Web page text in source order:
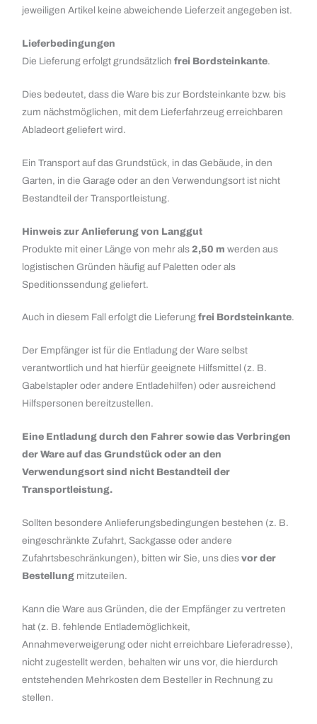
jeweiligen Artikel keine abweichende Lieferzeit angegeben ist.
Lieferbedingungen
Die Lieferung erfolgt grundsätzlichfrei Bordsteinkante.
Dies bedeutet, dass die Ware bis zur Bordsteinkante bzw. bis
zum nächstmöglichen, mit dem Lieferfahrzeug erreichbaren
Abladeort geliefert wird.
Ein Transport auf das Grundstück, in das Gebäude, in den
Garten, in die Garage oder an den Verwendungsort ist nicht
Bestandteil der Transportleistung.
Hinweis zur Anlieferung von Langgut
Produkte mit einer Länge von mehr als2,50 m werden aus
logistischen Gründen häufig auf Paletten oder als
Speditionssendung geliefert.
Auch in diesem Fall erfolgt die Lieferungfrei Bordsteinkante.
Der Empfänger ist für die Entladung der Ware selbst
verantwortlich und hat hierfür geeignete Hilfsmittel (z. B.
Gabelstapler oder andere Entladehilfen) oder ausreichend
Hilfspersonen bereitzustellen.
Eine Entladung durch den Fahrer sowie das Verbringen
der Ware auf das Grundstück oder an den
Verwendungsort sind nicht Bestandteil der
Transportleistung.
Sollten besondere Anlieferungsbedingungen bestehen (z. B.
eingeschränkte Zufahrt, Sackgasse oder andere
Zufahrtsbeschränkungen), bitten wir Sie, uns diesvor der
Bestellung mitzuteilen.
Kann die Ware aus Gründen, die der Empfänger zu vertreten
hat (z. B. fehlende Entlademöglichkeit,
Annahmeverweigerung oder nicht erreichbare Lieferadresse),
nicht zugestellt werden, behalten wir uns vor, die hierdurch
entstehenden Mehrkosten dem Besteller in Rechnung zu
stellen.